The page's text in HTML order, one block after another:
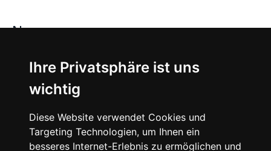
Ihre Privatsphäre ist uns
wichtig
Diese Website verwendet Cookies und
Targeting Technologien, um Ihnen ein
besseres Internet-Erlebnis zu ermöglichen und
News
About
Instagram
Facebook